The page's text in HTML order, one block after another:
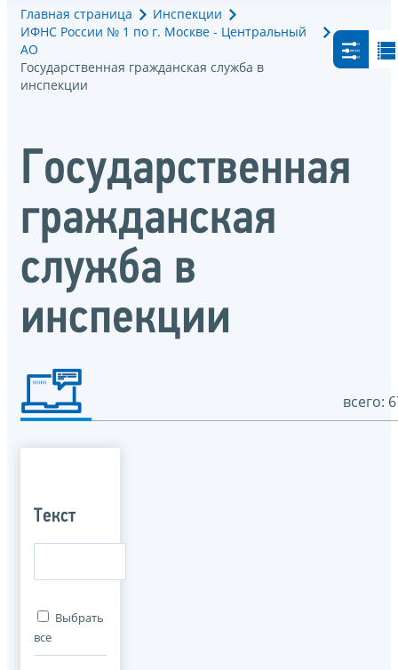
Главная страница
Инспекции
ИФНС России № 1 по г. Москве - Центральный
АО
Государственная гражданская служба в
инспекции
Государственная
гражданская
служба в
инспекции
всего:
Текст
Выбрать
все